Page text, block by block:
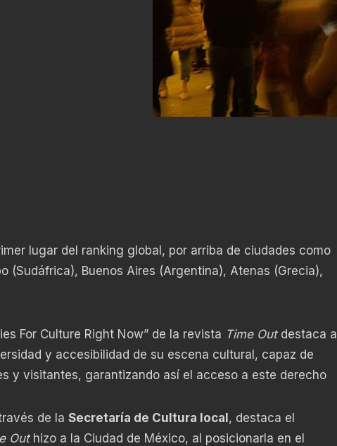
lugar del ranking global, por arriba de ciudades como
(Sudáfrica), Buenos Aires (Argentina), Atenas (Grecia),
For Culture Right Now” de la revista Time Outdestaca a
y accesibilidad de su escena cultural, capaz de
y visitantes, garantizando así el acceso a este derecho
de la Secretaría de Cultura local, destaca el
Outhizo a la Ciudad de México, al posicionarla en el